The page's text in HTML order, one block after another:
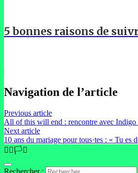
5 bonnes raisons de
Navigation de l’article
Previous article
All of this will end : rencontre avec Indigo
Next article
10 ans du mariage pour tous·tes : « Tu es
🏳️‍🌈🏳️‍⚧️
Rechercher :